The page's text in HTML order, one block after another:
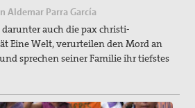
Aldemar Parra García
auch die pax christi-
Eine Welt, verurteilen den Mord an
sprechen seiner Familie ihr tiefstes